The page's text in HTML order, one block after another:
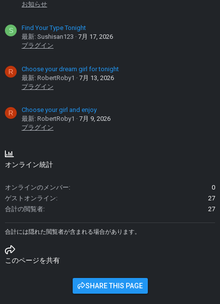
お知らせ
S
Find Your Type Tonight
最新: Sushisan123
7月 17, 2026
プラグイン
R
Choose your dream girl for tonight
最新: RobertRoby1
7月 13, 2026
プラグイン
R
Choose your girl and enjoy
最新: RobertRoby1
7月 9, 2026
プラグイン
オンライン統計
オンラインのメンバー
0
ゲストオンライン
27
合計の閲覧者
27
合計には隠れた閲覧者が含まれる場合があります。
このページを共有
SHARE THIS PAGE